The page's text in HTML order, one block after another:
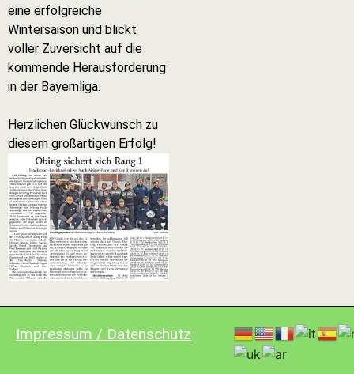
eine erfolgreiche
Wintersaison und blickt
voller Zuversicht auf die
kommende Herausforderung
in der Bayernliga.
Herzlichen Glückwunsch zu
diesem großartigen Erfolg!
Impressum / Datenschutz